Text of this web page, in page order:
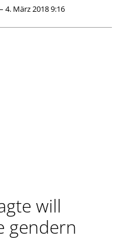
4. März 2018 9:16
will
gendern